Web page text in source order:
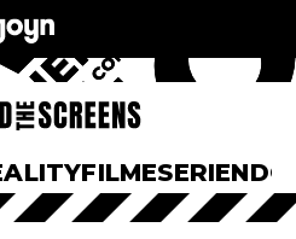
FILMESERIEN